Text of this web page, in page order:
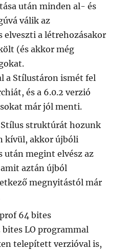
után minden al- és
válik az
elveszti a létrehozásakor
(és akkor még
a Stílustáron ismét fel
és a 6.0.2 verzió
már jól menti.
Stílus struktúrát hozunk
kívül, akkor újbóli
után megint elvész az
aztán újból
megnyitástól már
64 bites
bites LO programmal
telepített verzióval is,